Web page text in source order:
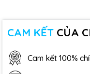
CAM KẾT CỦA
Cam kết 100%